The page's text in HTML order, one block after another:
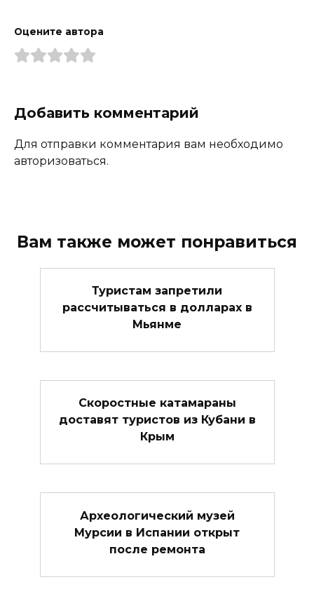
Оцените автора
Добавить комментарий
Для отправки комментария вам необходимо
авторизоваться.
Вам также может понравиться
Туристам запретили
рассчитываться в долларах в
Мьянме
Скоростные катамараны
доставят туристов из Кубани в
Крым
Археологический музей
Мурсии в Испании открыт
после ремонта